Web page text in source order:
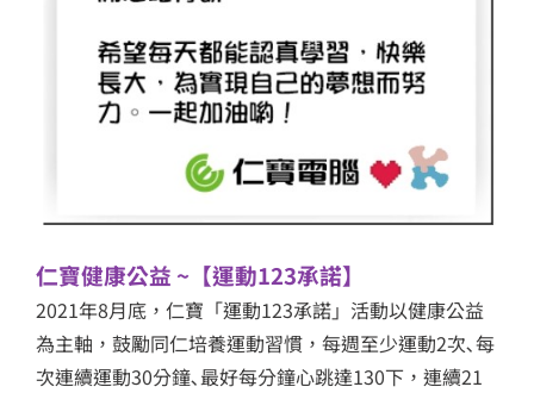
仁寶健康公益 ~【運動123承諾】
2021年8月底，仁寶「運動123承諾」活動以健康公益
為主軸，鼓勵同仁培養運動習慣，每週至少運動2次､每
次連續運動30分鐘､最好每分鐘心跳達130下，連續21